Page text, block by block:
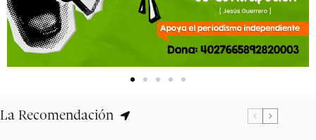
La Recomendación